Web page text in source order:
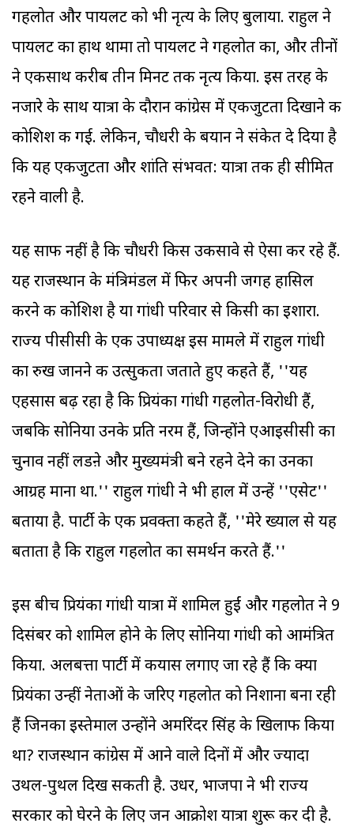
गहलोत और पायलट को भी नृत्य के लिए बुलाया. राहुल ने
पायलट का हाथ थामा तो पायलट ने गहलोत का, और तीनों
ने एकसाथ करीब तीन मिनट तक नृत्य किया. इस तरह के
नजारे के साथ यात्रा के दौरान कांग्रेस में एकजुटता दिखाने की
कोशिश की गई. लेकिन, चौधरी के बयान ने संकेत दे दिया है
कि यह एकजुटता और शांति संभवत: यात्रा तक ही सीमित
रहने वाली है.
यह साफ नहीं है कि चौधरी किस उकसावे से ऐसा कर रहे हैं.
यह राजस्थान के मंत्रिमंडल में फिर अपनी जगह हासिल
करने की कोशिश है या गांधी परिवार से किसी का इशारा.
राज्य पीसीसी के एक उपाध्यक्ष इस मामले में राहुल गांधी
का रुख जानने की उत्सुकता जताते हुए कहते हैं, ''यह
एहसास बढ़ रहा है कि प्रियंका गांधी गहलोत-विरोधी हैं,
जबकि सोनिया उनके प्रति नरम हैं, जिन्होंने एआइसीसी का
चुनाव नहीं लडऩे और मुख्यमंत्री बने रहने देने का उनका
आग्रह माना था.'' राहुल गांधी ने भी हाल में उन्हें ''एसेट''
बताया है. पार्टी के एक प्रवक्ता कहते हैं, ''मेरे ख्याल से यह
बताता है कि राहुल गहलोत का समर्थन करते हैं.''
इस बीच प्रियंका गांधी यात्रा में शामिल हुईं और गहलोत ने 9
दिसंबर को शामिल होने के लिए सोनिया गांधी को आमंत्रित
किया. अलबत्ता पार्टी में कयास लगाए जा रहे हैं कि क्या
प्रियंका उन्हीं नेताओं के जरिए गहलोत को निशाना बना रही
हैं जिनका इस्तेमाल उन्होंने अमरिंदर सिंह के खिलाफ किया
था? राजस्थान कांग्रेस में आने वाले दिनों में और ज्यादा
उथल-पुथल दिख सकती है. उधर, भाजपा ने भी राज्य
सरकार को घेरने के लिए जन आक्रोश यात्रा शुरू कर दी है.